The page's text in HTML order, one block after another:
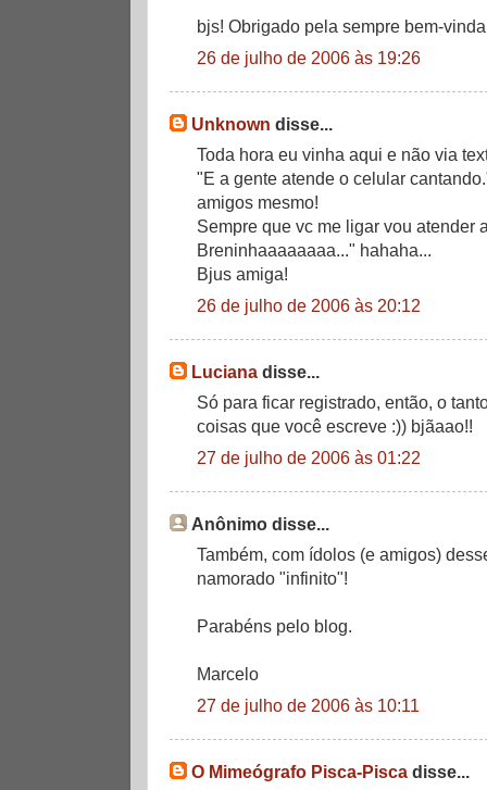
bjs! Obrigado pela sempre bem-
26 de julho de 2006 às 19:26
Unknown disse...
Toda hora eu vinha aqui e não via
"E a gente atende o celular
amigos mesmo!
Sempre que vc me ligar vou atender
Breninhaaaaaaaa..." hahaha...
Bjus amiga!
26 de julho de 2006 às 20:12
Luciana disse...
Só para ficar registrado, então, o
coisas que você escreve :)) bjãaao!!
27 de julho de 2006 às 01:22
Anônimo disse...
Também, com ídolos (e amigos)
namorado "infinito"!
Parabéns pelo blog.
Marcelo
27 de julho de 2006 às 10:11
O Mimeógrafo Pisca-Pisca disse...